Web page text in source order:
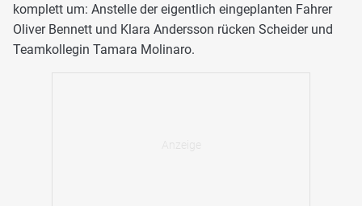
komplett um: Anstelle der eigentlich eingeplanten Fahrer
Oliver Bennett und Klara Andersson rücken Scheider und
Teamkollegin Tamara Molinaro.